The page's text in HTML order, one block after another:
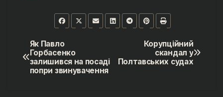
Навігація
записів
Корупційний
скандал у
Полтавських судах
Як Павло
Горбасенко
залишився на посаді
попри звинувачення